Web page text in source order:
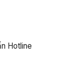
Hotline